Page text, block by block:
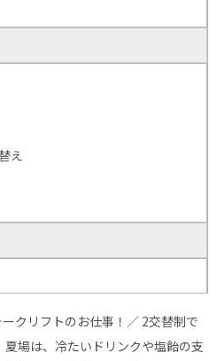
え
クリフトのお仕事！／ 2交替制で
場は、冷たいドリンクや塩飴の支